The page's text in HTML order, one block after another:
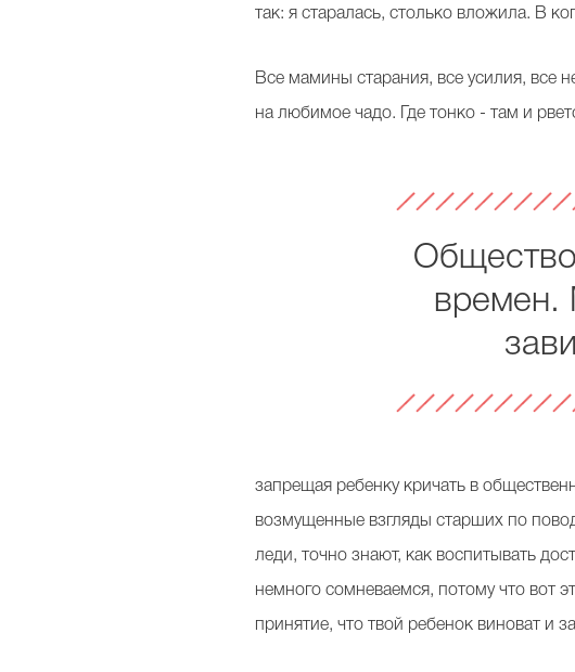
так: я старалась, столько вложила. В
Все мамины старания, все усилия, все
на любимое чадо. Где тонко - там и
Общество
времен.
запрещая ребенку кричать в
возмущенные взгляды старших по
леди, точно знают, как воспитывать
немного сомневаемся, потому что вот
принятие, что твой ребенок виноват и